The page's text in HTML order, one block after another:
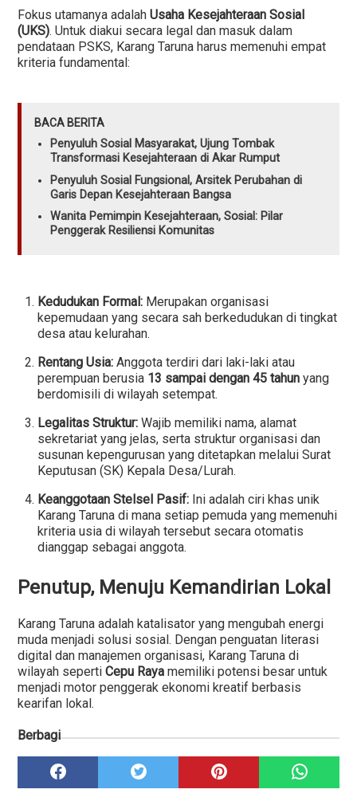
Fokus utamanya adalah Usaha Kesejahteraan Sosial
(UKS). Untuk diakui secara legal dan masuk dalam
pendataan PSKS, Karang Taruna harus memenuhi empat
kriteria fundamental:
BACA BERITA
Penyuluh Sosial Masyarakat, Ujung Tombak
Transformasi Kesejahteraan di Akar Rumput
Penyuluh Sosial Fungsional, Arsitek Perubahan di
Garis Depan Kesejahteraan Bangsa
Wanita Pemimpin Kesejahteraan, Sosial: Pilar
Penggerak Resiliensi Komunitas
Kedudukan Formal: Merupakan organisasi
kepemudaan yang secara sah berkedudukan di tingkat
desa atau kelurahan.
Rentang Usia: Anggota terdiri dari laki-laki atau
perempuan berusia 13 sampai dengan 45 tahun yang
berdomisili di wilayah setempat.
Legalitas Struktur: Wajib memiliki nama, alamat
sekretariat yang jelas, serta struktur organisasi dan
susunan kepengurusan yang ditetapkan melalui Surat
Keputusan (SK) Kepala Desa/Lurah.
Keanggotaan Stelsel Pasif: Ini adalah ciri khas unik
Karang Taruna di mana setiap pemuda yang memenuhi
kriteria usia di wilayah tersebut secara otomatis
dianggap sebagai anggota.
Penutup, Menuju Kemandirian Lokal
Karang Taruna adalah katalisator yang mengubah energi
muda menjadi solusi sosial. Dengan penguatan literasi
digital dan manajemen organisasi, Karang Taruna di
wilayah seperti Cepu Raya memiliki potensi besar untuk
menjadi motor penggerak ekonomi kreatif berbasis
kearifan lokal.
Berbagi